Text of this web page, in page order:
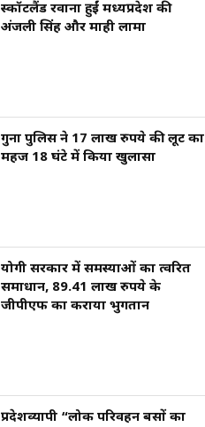
स्कॉटलैंड रवाना हुईं मध्यप्रदेश की
अंजली सिंह और माही लामा
गुना पुलिस ने 17 लाख रुपये की लूट का
महज 18 घंटे में किया खुलासा
योगी सरकार में समस्याओं का त्वरित
समाधान, 89.41 लाख रुपये के
जीपीएफ का कराया भुगतान
प्रदेशव्यापी “लोक परिवहन बसों का